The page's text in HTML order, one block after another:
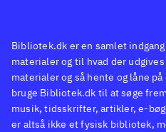
Bibliotek.dk er en samlet
materialer og til hvad der
materialer og så hente og låne
bruge Bibliotek.dk til at søge
musik, tidsskrifter, artikler, e-
er altså ikke et fysisk bibliotek,